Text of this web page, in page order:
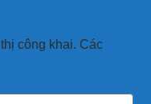
công khai. Các